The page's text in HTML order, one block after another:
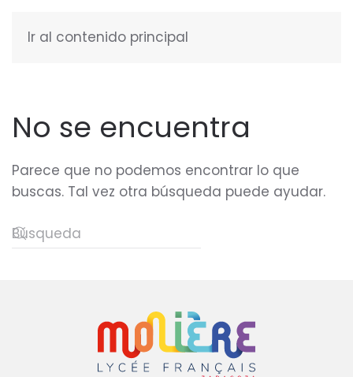
Ir al contenido principal
No se encuentra
Parece que no podemos encontrar lo que
buscas. Tal vez otra búsqueda puede ayudar.